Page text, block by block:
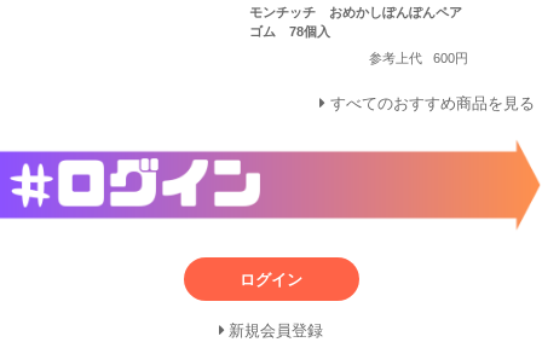
モンチッチ おめかしぽんぽんペア
ゴム 78個入
参考上代
600円
すべてのおすすめ商品を見る
ログイン
新規会員登録